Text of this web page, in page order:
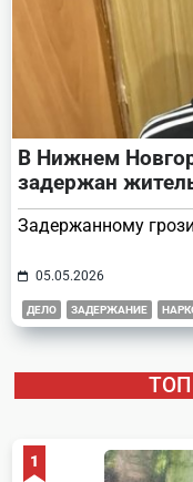
В Нижнем
задержан
Задержанному
05.05.2026
ДЕЛО ЗАДЕРЖАНИЕ